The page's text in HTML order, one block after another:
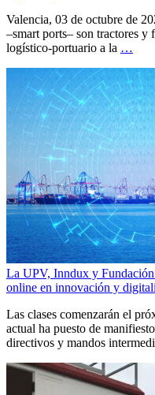
Valencia, 03 de octubre de
–smart ports– son tractores y
logístico-portuario a la …
La UPV, Inndux y
online en innovación y
Las clases comenzarán el
actual ha puesto de
directivos y mandos